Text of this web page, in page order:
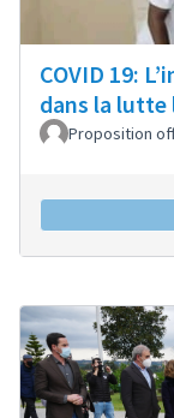
COVID 19:
dans la lutte
Proposition